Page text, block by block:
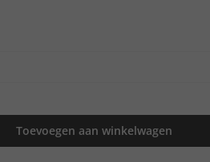
Toevoegen aan winkelwagen